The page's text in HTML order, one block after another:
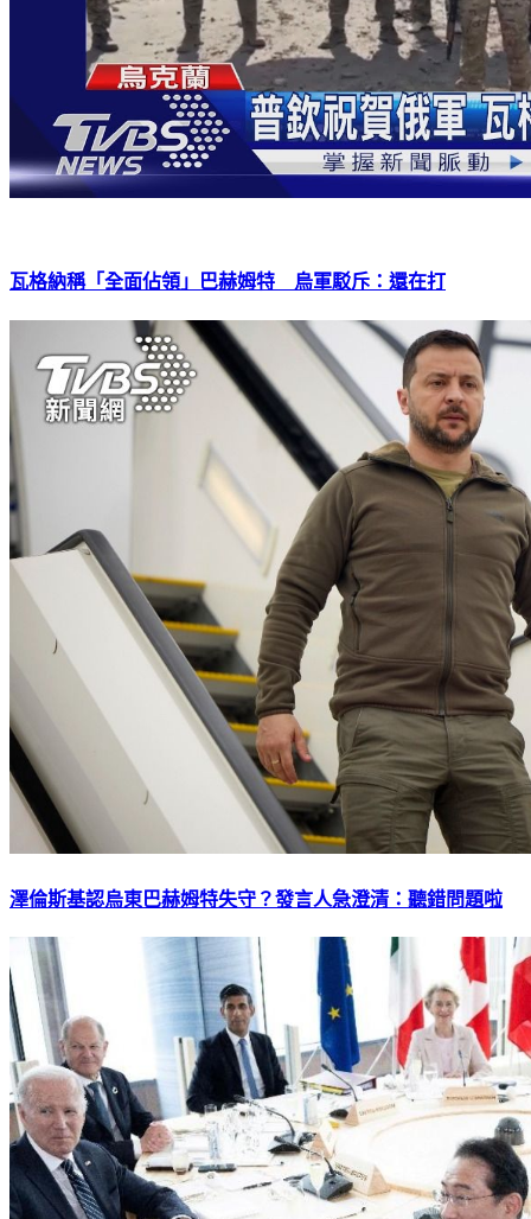
瓦格納稱「全面佔領」巴赫姆特 烏軍駁斥：還在打
澤倫斯基認烏東巴赫姆特失守？發言人急澄清：聽錯問題啦